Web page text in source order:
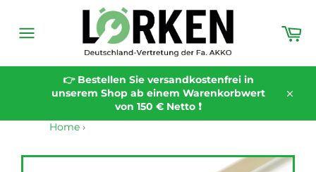
Inhalt
Seitennavigation
👉 Bestellen Sie versandkostenfrei in
unserem Shop ab einem Warenkorbwert
von 150 € Netto ❗️
Home ›